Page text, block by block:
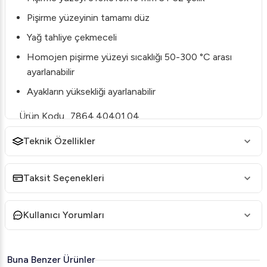
Pişirme yüzeyinin tamamı düz
Yağ tahliye çekmeceli
Homojen pişirme yüzeyi sıcaklığı 50-300 °C arası
ayarlanabilir
Ayakların yüksekliği ayarlanabilir
Ürün Kodu 7864.40401.04
Ürün Adı
GRILL PLATE TEKLI DUZ ELEKTRIKLI
COMPACT SERI 40*40
Model
Numarası
OCGE 4040
Ürün Tipi
Elektrikli
En
400
Teknik Özellikler
Taksit Seçenekleri
Kullanıcı Yorumları
Buna Benzer Ürünler